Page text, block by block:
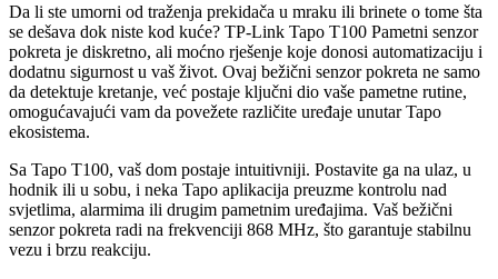
Da li ste umorni od traženja prekidača u mraku ili brinete o tome šta
se dešava dok niste kod kuće? TP-Link Tapo T100 Pametni senzor
pokreta je diskretno, ali moćno rješenje koje donosi automatizaciju i
dodatnu sigurnost u vaš život. Ovaj bežični senzor pokreta ne samo
da detektuje kretanje, već postaje ključni dio vaše pametne rutine,
omogućavajući vam da povežete različite uređaje unutar Tapo
ekosistema.
Sa Tapo T100, vaš dom postaje intuitivniji. Postavite ga na ulaz, u
hodnik ili u sobu, i neka Tapo aplikacija preuzme kontrolu nad
svjetlima, alarmima ili drugim pametnim uređajima. Vaš bežični
senzor pokreta radi na frekvenciji 868 MHz, što garantuje stabilnu
vezu i brzu reakciju.